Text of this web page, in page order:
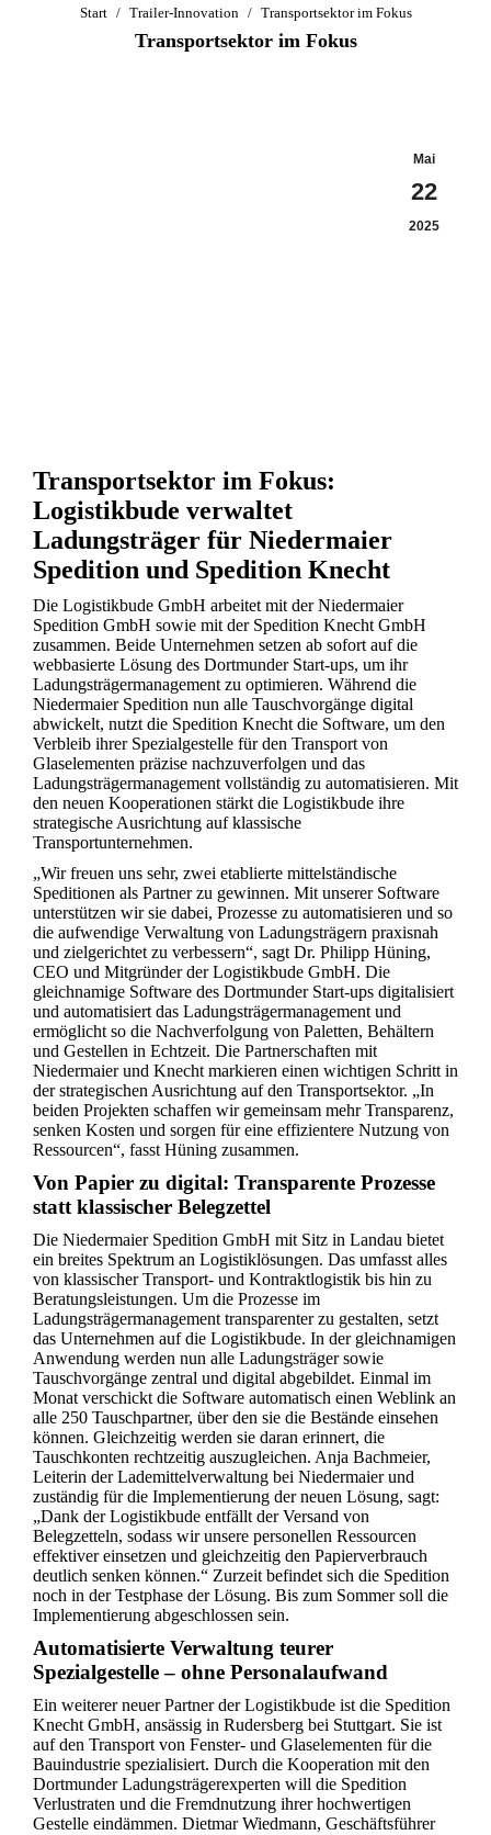
Sie befinden sich hier:
Start Trailer-Innovation Transportsektor im Fokus
Transportsektor im Fokus
Mai
22
2025
Transportsektor im Fokus:
Logistikbude verwaltet
Ladungsträger für Niedermaier
Spedition und Spedition Knecht
Die Logistikbude GmbH arbeitet mit der Niedermaier
Spedition GmbH sowie mit der Spedition Knecht GmbH
zusammen. Beide Unternehmen setzen ab sofort auf die
webbasierte Lösung des Dortmunder Start-ups, um ihr
Ladungsträgermanagement zu optimieren. Während die
Niedermaier Spedition nun alle Tauschvorgänge digital
abwickelt, nutzt die Spedition Knecht die Software, um den
Verbleib ihrer Spezialgestelle für den Transport von
Glaselementen präzise nachzuverfolgen und das
Ladungsträgermanagement vollständig zu automatisieren. Mit
den neuen Kooperationen stärkt die Logistikbude ihre
strategische Ausrichtung auf klassische
Transportunternehmen.
„Wir freuen uns sehr, zwei etablierte mittelständische
Speditionen als Partner zu gewinnen. Mit unserer Software
unterstützen wir sie dabei, Prozesse zu automatisieren und so
die aufwendige Verwaltung von Ladungsträgern praxisnah
und zielgerichtet zu verbessern“, sagt Dr. Philipp Hüning,
CEO und Mitgründer der Logistikbude GmbH. Die
gleichnamige Software des Dortmunder Start-ups digitalisiert
und automatisiert das Ladungsträgermanagement und
ermöglicht so die Nachverfolgung von Paletten, Behältern
und Gestellen in Echtzeit. Die Partnerschaften mit
Niedermaier und Knecht markieren einen wichtigen Schritt in
der strategischen Ausrichtung auf den Transportsektor. „In
beiden Projekten schaffen wir gemeinsam mehr Transparenz,
senken Kosten und sorgen für eine effizientere Nutzung von
Ressourcen“, fasst Hüning zusammen.
Von Papier zu digital: Transparente Prozesse
statt klassischer Belegzettel
Die Niedermaier Spedition GmbH mit Sitz in Landau bietet
ein breites Spektrum an Logistiklösungen. Das umfasst alles
von klassischer Transport- und Kontraktlogistik bis hin zu
Beratungsleistungen. Um die Prozesse im
Ladungsträgermanagement transparenter zu gestalten, setzt
das Unternehmen auf die Logistikbude. In der gleichnamigen
Anwendung werden nun alle Ladungsträger sowie
Tauschvorgänge zentral und digital abgebildet. Einmal im
Monat verschickt die Software automatisch einen Weblink an
alle 250 Tauschpartner, über den sie die Bestände einsehen
können. Gleichzeitig werden sie daran erinnert, die
Tauschkonten rechtzeitig auszugleichen. Anja Bachmeier,
Leiterin der Lademittelverwaltung bei Niedermaier und
zuständig für die Implementierung der neuen Lösung, sagt:
„Dank der Logistikbude entfällt der Versand von
Belegzetteln, sodass wir unsere personellen Ressourcen
effektiver einsetzen und gleichzeitig den Papierverbrauch
deutlich senken können.“ Zurzeit befindet sich die Spedition
noch in der Testphase der Lösung. Bis zum Sommer soll die
Implementierung abgeschlossen sein.
Automatisierte Verwaltung teurer
Spezialgestelle – ohne Personalaufwand
Ein weiterer neuer Partner der Logistikbude ist die Spedition
Knecht GmbH, ansässig in Rudersberg bei Stuttgart. Sie ist
auf den Transport von Fenster- und Glaselementen für die
Bauindustrie spezialisiert. Durch die Kooperation mit den
Dortmunder Ladungsträgerexperten will die Spedition
Verlustraten und die Fremdnutzung ihrer hochwertigen
Gestelle eindämmen. Dietmar Wiedmann, Geschäftsführer